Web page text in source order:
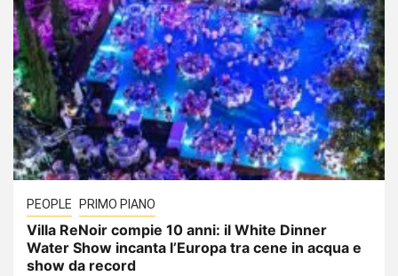
PEOPLE PRIMO PIANO
Villa ReNoir compie 10 anni: il White Dinner
Water Show incanta l’Europa tra cene in acqua e
show da record